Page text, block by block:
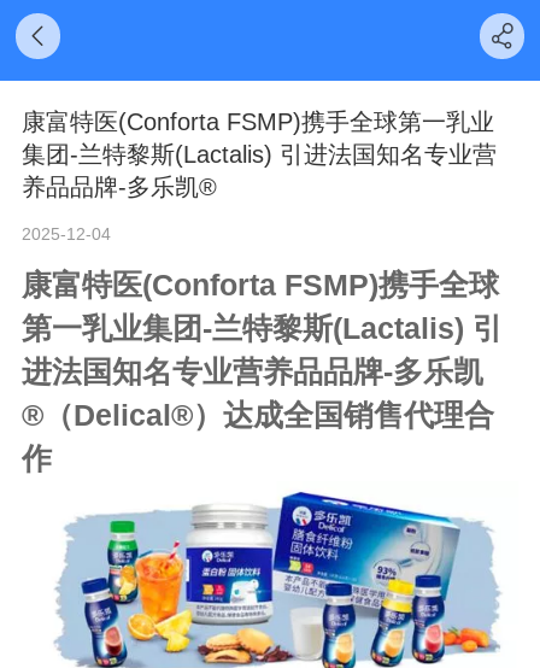
康富特医(Conforta FSMP)携手全球第一乳业
集团-兰特黎斯(Lactalis) 引进法国知名专业营
养品品牌-多乐凯®
2025-12-04
康富特医(Conforta FSMP)携手全球
第一乳业集团-兰特黎斯(Lactalis) 引
进法国知名专业营养品品牌-多乐凯
® （Delical®）达成全国销售代理合
作